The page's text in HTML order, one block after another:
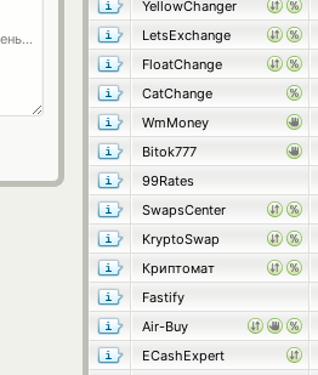
YellowChanger
LetsExchange
FloatChange
CatChange
WmMoney
Bitok777
99Rates
SwapsCenter
KryptoSwap
Криптомат
Fastify
Air-Buy
ECashExpert